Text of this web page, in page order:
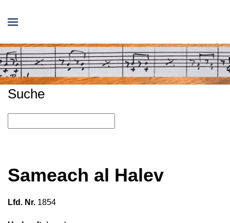
Suche
Sameach al Halev
Lfd. Nr. 1854